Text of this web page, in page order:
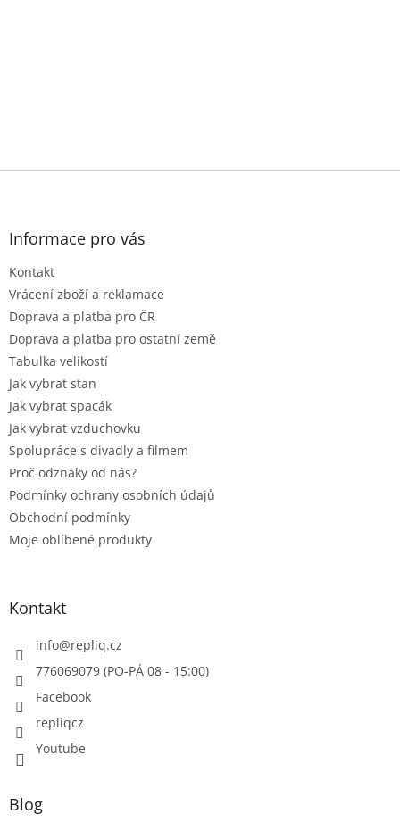
Z
Informace pro vás
Kontakt
Vrácení zboží a reklamace
Doprava a platba pro ČR
Doprava a platba pro ostatní země
Tabulka velikostí
Jak vybrat stan
Jak vybrat spacák
Jak vybrat vzduchovku
Spolupráce s divadly a filmem
Proč odznaky od nás?
Podmínky ochrany osobních údajů
Obchodní podmínky
Moje oblíbené produkty
Kontakt
info@repliq.cz
776069079 (PO-PÁ 08 - 15:00)
Facebook
repliqcz
Youtube
Blog